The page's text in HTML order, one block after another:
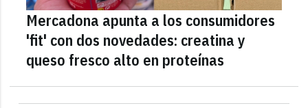
Mercadona apunta a los consumidores
'fit' con dos novedades: creatina y
queso fresco alto en proteínas